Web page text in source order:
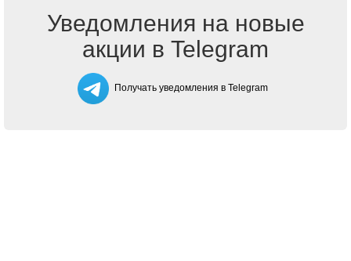
Уведомления на новые
акции в Telegram
Получать уведомления в Telegram